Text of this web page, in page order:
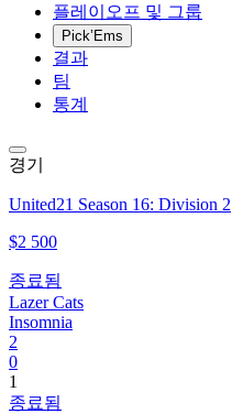
플레이오프 및 그룹
Pick’Ems
결과
팀
통계
경기
United21 Season 16: Division 2
$2 500
종료됨
Lazer Cats
Insomnia
2
0
1
종료됨